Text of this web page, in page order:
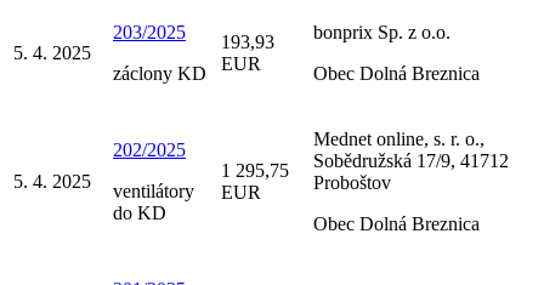
5. 4. 2025
203/2025
záclony KD
193,93
EUR
bonprix Sp. z o.o.
Obec Dolná Breznica
5. 4. 2025
202/2025
ventilátory
do KD
1 295,75
EUR
Mednet online, s. r. o.,
Sobědružská 17/9, 41712
Proboštov
Obec Dolná Breznica